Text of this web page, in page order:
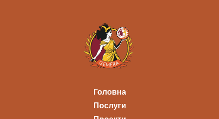
Головна
Послуги